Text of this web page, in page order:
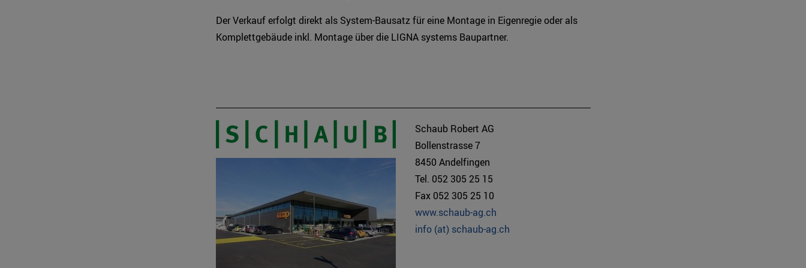
Der Verkauf erfolgt direkt als System-Bausatz für eine Montage in Eigenregie oder als
Komplettgebäude inkl. Montage über die LIGNA systems Baupartner.
Schaub Robert AG
Bollenstrasse 7
8450 Andelfingen
Tel. 052 305 25 15
Fax 052 305 25 10
www.schaub-ag.ch
info (at) schaub-ag.ch